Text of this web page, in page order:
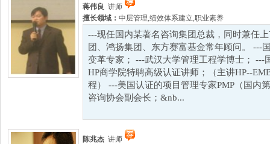
蒋伟良 讲师
擅长领域： 中层管理,绩效体系建立,职业素养
---现任国内某著名咨询集团总裁，同时兼任
团、鸿扬集团、东方赛富基金常年顾问。 ---
变革专家； ---武汉大学管理工程学博士； ---
HP商学院特聘高级认证讲师；（主讲HP--
程） ---美国认证的项目管理专家PMP（国内
咨询协会副会长；&nb...
陈兆杰 讲师